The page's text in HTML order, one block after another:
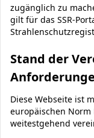
zugänglich zu
gilt für das SSR-
Stand der
Diese Webseite ist
europäischen Norm
weitestgehend